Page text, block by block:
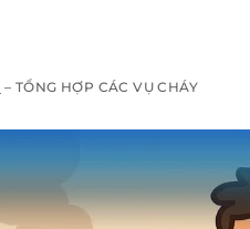
–TỔNG HỢP CÁC VỤ CHÁY